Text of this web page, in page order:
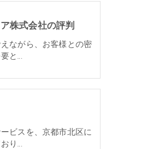
株式会社の評判
ながら、お客様との密
と…
ビスを、京都市北区に
り…